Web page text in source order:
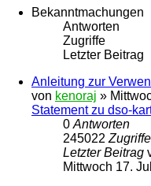
Bekanntmachungen
Antworten
Zugriffe
Letzter Beitrag
Anleitung zur
von kenoraj »
Statement zu dso-
0Antworten
245022Zugriffe
Letzter Beitrag
Mittwoch 17.